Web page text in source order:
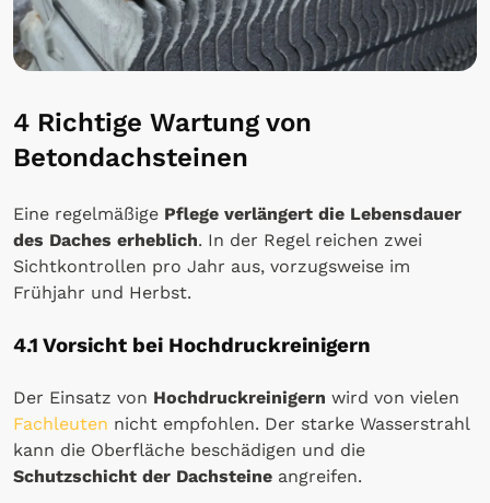
4 Richtige Wartung von
Betondachsteinen
Eine regelmäßige Pflege verlängert die Lebensdauer
des Daches erheblich. In der Regel reichen zwei
Sichtkontrollen pro Jahr aus, vorzugsweise im
Frühjahr und Herbst.
4.1 Vorsicht bei Hochdruckreinigern
Der Einsatz von Hochdruckreinigern wird von vielen
Fachleuten nicht empfohlen. Der starke Wasserstrahl
kann die Oberfläche beschädigen und die
Schutzschicht der Dachsteine angreifen.